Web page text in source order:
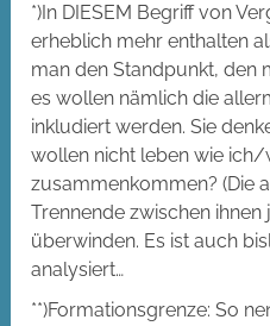
*)In DIESEM Begriff von
erheblich mehr enthalten
man den Standpunkt, den
es wollen nämlich die
inkludiert werden. Sie
wollen nicht leben wie ich/
zusammenkommen? (Die
Trennende zwischen
überwinden. Es ist auch
analysiert…
**)Formationsgrenze: So